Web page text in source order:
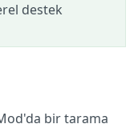
destek
bir tarama